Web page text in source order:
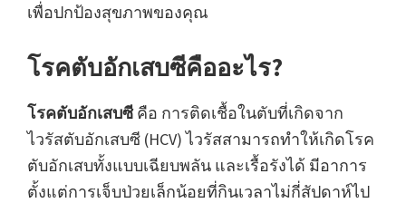
เพื่อปกป้องสุขภาพของคุณ
โรคตับอักเสบซีคืออะไร?
โรคตับอักเสบซีคือ การติดเชื้อในตับที่เกิดจาก
ไวรัสตับอักเสบซี (HCV) ไวรัสสามารถทำให้เกิดโรค
ตับอักเสบทั้งแบบเฉียบพลัน และเรื้อรังได้ มีอาการ
ตั้งแต่การเจ็บป่วยเล็กน้อยที่กินเวลาไม่กี่สัปดาห์ไป